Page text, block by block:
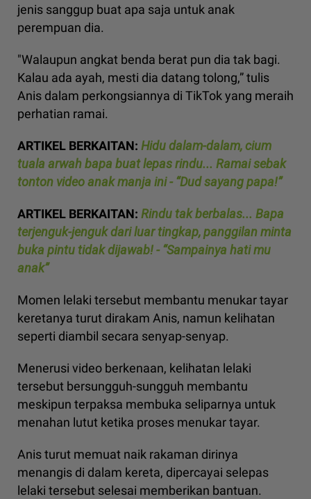
jenis sanggup buat apa saja untuk anak
perempuan dia.
"Walaupun angkat benda berat pun dia tak bagi.
Kalau ada ayah, mesti dia datang tolong,” tulis
Anis dalam perkongsiannya di TikTok yang meraih
perhatian ramai.
ARTIKEL BERKAITAN: Hidu dalam-dalam, cium
tuala arwah bapa buat lepas rindu... Ramai sebak
tonton video anak manja ini - “Dud sayang papa!”
ARTIKEL BERKAITAN: Rindu tak berbalas... Bapa
terjenguk-jenguk dari luar tingkap, panggilan minta
buka pintu tidak dijawab! - “Sampainya hati mu
anak”
Momen lelaki tersebut membantu menukar tayar
keretanya turut dirakam Anis, namun kelihatan
seperti diambil secara senyap-senyap.
Menerusi video berkenaan, kelihatan lelaki
tersebut bersungguh-sungguh membantu
meskipun terpaksa membuka seliparnya untuk
menahan lutut ketika proses menukar tayar.
Anis turut memuat naik rakaman dirinya
menangis di dalam kereta, dipercayai selepas
lelaki tersebut selesai memberikan bantuan.